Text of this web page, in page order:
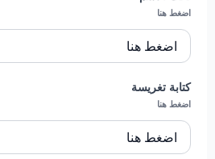
اضغط هنا
كتابة تغريسة
اضغط هنا